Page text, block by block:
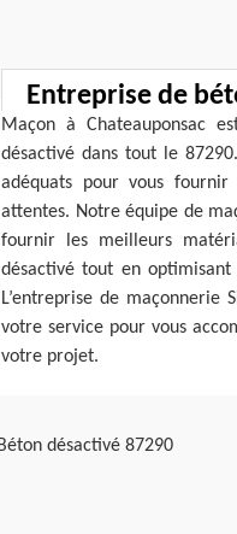
Entreprise de
Maçon à Chateauponsac
désactivé dans tout le
adéquats pour vous
attentes. Notre équipe de
fournir les meilleurs
désactivé tout en optimisant
L’entreprise de maçonnerie
votre service pour vous
votre projet.